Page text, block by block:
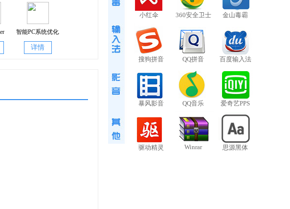
智能PC系统优化工具
1.0
详情
小红伞 360安全卫士 金山毒霸
搜狗拼音 QQ拼音 百度输入法
暴风影音 QQ音乐 爱奇艺PPS
驱动精灵 Winrar 思源黑体